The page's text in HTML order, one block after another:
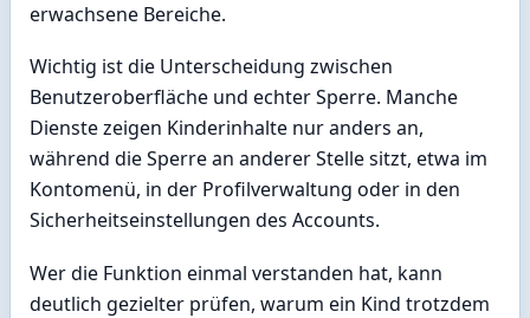
erwachsene Bereiche.
Wichtig ist die Unterscheidung zwischen
Benutzeroberfläche und echter Sperre. Manche
Dienste zeigen Kinderinhalte nur anders an,
während die Sperre an anderer Stelle sitzt, etwa im
Kontomenü, in der Profilverwaltung oder in den
Sicherheitseinstellungen des Accounts.
Wer die Funktion einmal verstanden hat, kann
deutlich gezielter prüfen, warum ein Kind trotzdem